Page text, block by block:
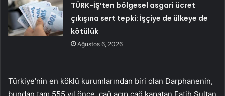
TÜRK-İŞ’ten bölgesel asgari ücret
çıkışına sert tepki: İşçiye de ülkeye de
kötülük
Ağustos 6, 2026
Türkiye’nin en köklü kurumlarından biri olan Darphanenin,